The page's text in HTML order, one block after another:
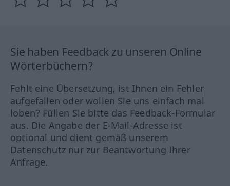
Sie haben Feedback zu unseren Online
Wörterbüchern?
Fehlt eine Übersetzung, ist Ihnen ein Fehler
aufgefallen oder wollen Sie uns einfach mal
loben? Füllen Sie bitte das Feedback-Formular
aus. Die Angabe der E-Mail-Adresse ist
optional und dient gemäß unserem
Datenschutz nur zur Beantwortung Ihrer
Anfrage.